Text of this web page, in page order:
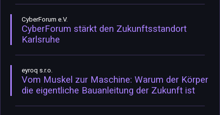
CyberForum e.V.
CyberForum stärkt den Zukunftsstandort
Karlsruhe
eyroq s.r.o.
Vom Muskel zur Maschine: Warum der Körper
die eigentliche Bauanleitung der Zukunft ist